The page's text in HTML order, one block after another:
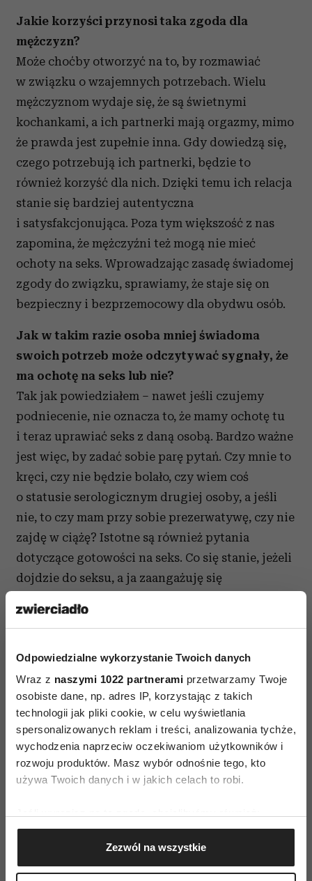
Odpowiedzialne wykorzystanie Twoich danych
Wraz z naszymi 1022 partnerami przetwarzamy Twoje
osobiste dane, np. adres IP, korzystając z takich
technologii jak pliki cookie, w celu wyświetlania
spersonalizowanych reklam i treści, analizowania tychże,
wychodzenia naprzeciw oczekiwaniom użytkowników i
rozwoju produktów. Masz wybór odnośnie tego, kto
używa Twoich danych i w jakich celach to robi.
Gromadzić dane dotyczące Twojej lokalizacji
geograficznej z dokładnością nawet do kilku metrów
Identyfikować Twoje urządzenie, aktywnie
Zezwól na wszystkie
Jakie korzyści przynosi taka zgoda dla
mężczyzn?
Może choćby otworzyć na to, by rozmawiać
w związku o wzajemnych potrzebach. Wielu
mężczyznom wydaje się, że są świetnymi
kochankami, a ich partnerki mają orgazmy, mimo
że prawda jest zupełnie inna. Gdy dowiedzą się,
czego potrzebują ich partnerki, będzie to
również korzyść dla nich. Dzięki temu ich relacja
stanie się bardziej autentyczna
i satysfakcjonująca. Poza tym większość z nas
zapomina, że mężczyźni też mogą nie mieć
ochoty na seks. Wprowadzając zasadę świadomej
zgody do związku, sprawiamy, że staje się on
bezpieczny i bezprzemocowy dla obydwu osób.
Jak w takim razie osoba mniej świadoma
swoich potrzeb może odczytywać sygnały, że
ma ochotę na seks lub nie?
Tak jak powiedziałem – nawet jeśli czujemy
podniecenie, nie oznacza to, że mamy ochotę tu
i teraz uprawiać seks z daną osobą. Bardzo ważne
jest więc, by zadać sobie parę pytań. Czy mnie to
kręci, czy nie będzie bolało, czy wiem coś
o statusie serologicznym drugiej osoby, a jeśli
nie, to czy mam przy sobie prezerwatywę, czy nie
zajdę w ciążę? Istotne są również pytania
dotyczące gotowości na seks. Co się stanie, jeżeli
dojdzie do seksu, a ja zaangażuję się
zaangażuje? Czy jestem w stanie ponieść
dojdzie do seksu? Taką listę pytań możemy
przygotować sobie zawczasu. Warto pamiętać, że
choć żyjemy w czasach, które mocno
przewartościowują się światopoglądowo, nie
oznacza to, że nie ma wśród nas osób
konserwatywnych. Te osoby również mają prawo,
by zdecydować, że coś jest niezgodne z ich
perswazji w łóżku ze strony partnera nie
powinny mieć w takiej sytuacji absolutnie